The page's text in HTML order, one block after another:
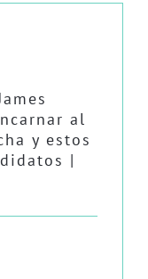
al
y estos
|